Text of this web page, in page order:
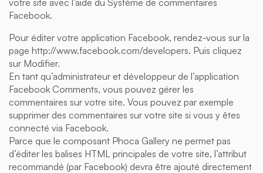
votre site avec l’aide du Système de commentaires
Facebook.
Pour éditer votre application Facebook, rendez-vous sur la
page http://www.facebook.com/developers. Puis cliquez
sur Modifier.
En tant qu’administrateur et développeur de l’application
Facebook Comments, vous pouvez gérer les
commentaires sur votre site. Vous pouvez par exemple
supprimer des commentaires sur votre site si vous y êtes
connecté via Facebook.
Parce que le composant Phoca Gallery ne permet pas
d’éditer les balises HTML principales de votre site, l’attribut
recommandé (par Facebook) devra être ajouté directement